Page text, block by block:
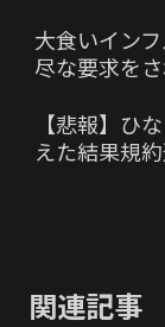
大食いイン
尽な要求を
【悲報】ひ
えた結果規
関連記事